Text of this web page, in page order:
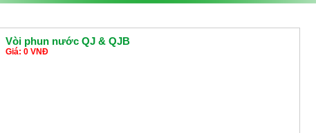
Vòi phun nước QJ & QJB
Giá: 0 VNĐ